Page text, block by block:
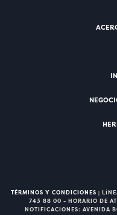
TÉRMINOS Y CONDICIONES |
743 88 00 - HORARIO DE
NOTIFICACIONES: AVENIDA